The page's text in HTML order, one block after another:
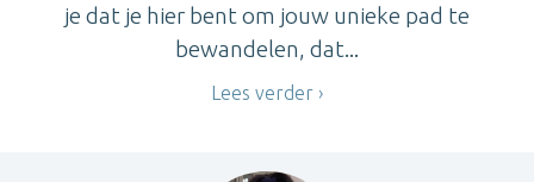
je dat je hier bent om jouw unieke pad te
bewandelen, dat...
Lees verder